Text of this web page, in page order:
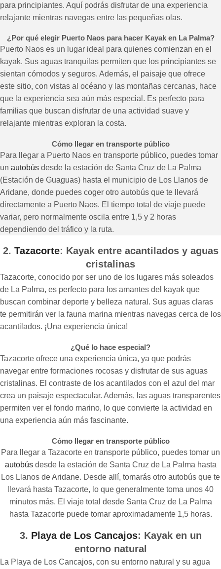
para principiantes. Aquí podrás disfrutar de una experiencia
relajante mientras navegas entre las pequeñas olas.
¿Por qué elegir Puerto Naos para hacer Kayak en La Palma?
Puerto Naos es un lugar ideal para quienes comienzan en el
kayak. Sus aguas tranquilas permiten que los principiantes se
sientan cómodos y seguros. Además, el paisaje que ofrece
este sitio, con vistas al océano y las montañas cercanas, hace
que la experiencia sea aún más especial. Es perfecto para
familias que buscan disfrutar de una actividad suave y
relajante mientras exploran la costa.
Cómo llegar en transporte público
Para llegar a Puerto Naos en transporte público, puedes tomar
un autobús desde la estación de Santa Cruz de La Palma
(Estación de Guaguas) hasta el municipio de Los Llanos de
Aridane, donde puedes coger otro autobús que te llevará
directamente a Puerto Naos. El tiempo total de viaje puede
variar, pero normalmente oscila entre 1,5 y 2 horas
dependiendo del tráfico y la ruta.
2. Tazacorte: Kayak entre acantilados y aguas
cristalinas
Tazacorte, conocido por ser uno de los lugares más soleados
de La Palma, es perfecto para los amantes del kayak que
buscan combinar deporte y belleza natural. Sus aguas claras
te permitirán ver la fauna marina mientras navegas cerca de los
acantilados. ¡Una experiencia única!
¿Qué lo hace especial?
Tazacorte ofrece una experiencia única, ya que podrás
navegar entre formaciones rocosas y disfrutar de sus aguas
cristalinas. El contraste de los acantilados con el azul del mar
crea un paisaje espectacular. Además, las aguas transparentes
permiten ver el fondo marino, lo que convierte la actividad en
una experiencia aún más fascinante.
Cómo llegar en transporte público
Para llegar a Tazacorte en transporte público, puedes tomar un
autobúsdesde la estación de Santa Cruz de La Palma hasta
Los Llanos de Aridane. Desde allí, tomarás otro autobús que te
llevará hasta Tazacorte, lo que generalmente toma unos 40
minutos más. El viaje total desde Santa Cruz de La Palma
hasta Tazacorte puede tomar aproximadamente 1,5 horas.
3. Playa de Los Cancajos: Kayak en un
entorno natural
La Playa de Los Cancajos, con su entorno natural y su agua